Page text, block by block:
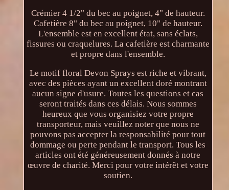
Crémier 4 1/2" du bec au poignet, 4" de hauteur.
Cafetière 8" du bec au poignet, 10" de hauteur.
L'ensemble est en excellent état, sans éclats,
fissures ou craquelures. La cafetière est charmante
et propre dans l'ensemble.
Le motif floral Devon Sprays est riche et vibrant,
avec des pièces ayant un excellent doré montrant
aucun signe d'usure. Toutes les questions et cas
seront traités dans ces délais. Nous sommes
heureux que vous organisiez votre propre
transporteur, mais veuillez noter que nous ne
pouvons pas accepter la responsabilité pour tout
dommage ou perte pendant le transport. Tous les
articles ont été généreusement donnés à notre
œuvre de charité. Merci pour votre intérêt et votre
soutien.